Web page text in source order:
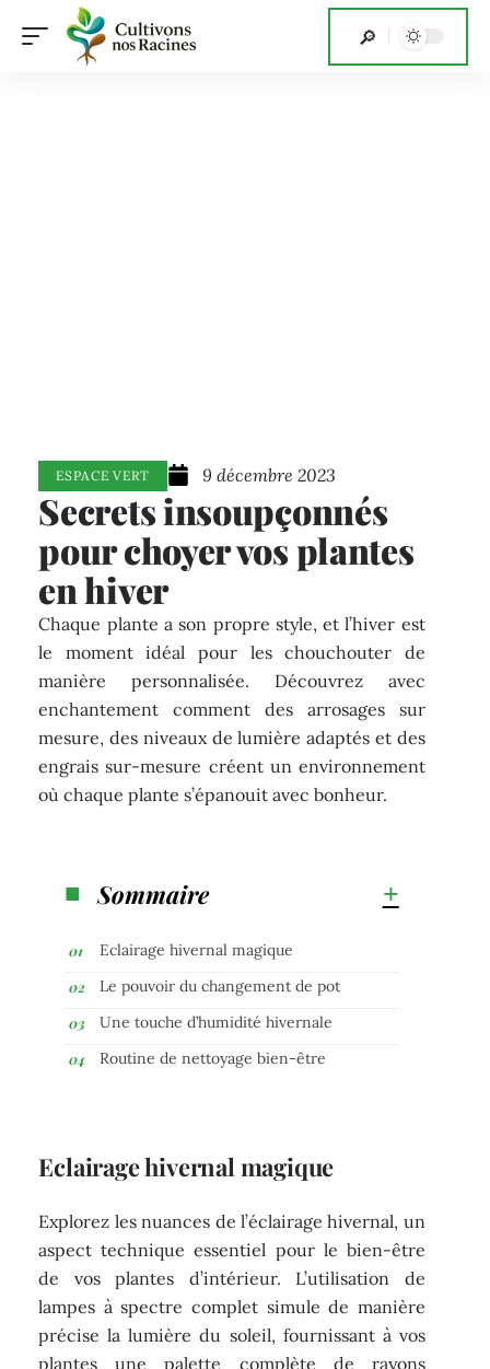
ESPACE VERT 9 décembre 2023
Secrets insoupçonnés
pour choyer vos plantes
en hiver
Chaque plante a son propre style, et l’hiver est
le moment idéal pour les chouchouter de
manière personnalisée. Découvrez avec
enchantement comment des arrosages sur
mesure, des niveaux de lumière adaptés et des
engrais sur-mesure créent un environnement
où chaque plante s’épanouit avec bonheur.
Sommaire
Eclairage hivernal magique
Le pouvoir du changement de pot
Une touche d’humidité hivernale
Routine de nettoyage bien-être
Eclairage hivernal magique
Explorez les nuances de l’éclairage hivernal, un
aspect technique essentiel pour le bien-être
de vos plantes d’intérieur. L’utilisation de
lampes à spectre complet simule de manière
précise la lumière du soleil, fournissant à vos
plantes une palette complète de rayons